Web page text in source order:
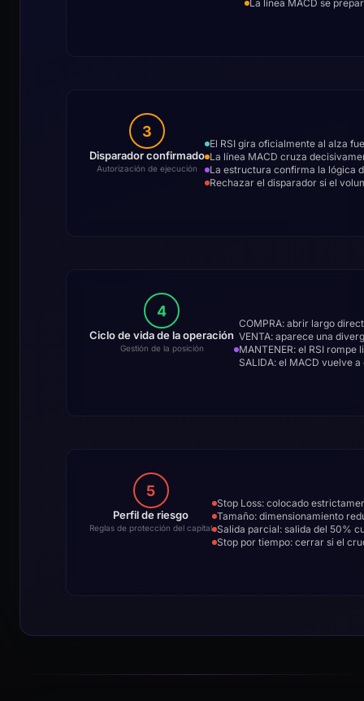
La línea MACD se
3
Disparador confirmado
Autorización de ejecución
El RSI gira oficialmente al alza
La línea MACD cruza
La estructura confirma la lógica
Rechazar el disparador si el
4
Ciclo de vida de la operación
Gestión de la posición
COMPRA: abrir largo
VENTA: aparece una
MANTENER: el RSI
SALIDA: el MACD vuelve
5
Perfil de riesgo
Reglas de protección del capital
Stop Loss: colocado
Tamaño: dimensionamiento
Salida parcial: salida del 50%
Stop por tiempo: cerrar si el